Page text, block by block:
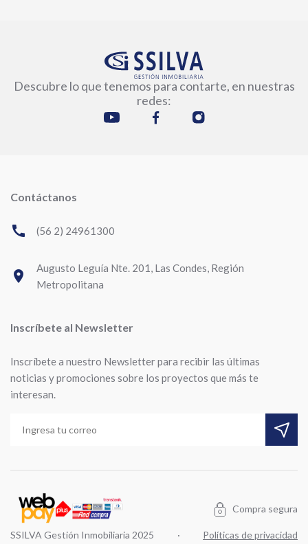
Descubre lo que tenemos para contarte, en nuestras
redes:
Contáctanos
call (56 2) 24961300
room
Augusto Leguía Nte. 201, Las Condes, Región
Metropolitana
Inscríbete al Newsletter
Inscríbete a nuestro Newsletter para recibir las últimas
noticias y promociones sobre los proyectos que más te
interesan.
SSILVA Gestión Inmobiliaria 2025 · Políticas de privacidad
Compra segura